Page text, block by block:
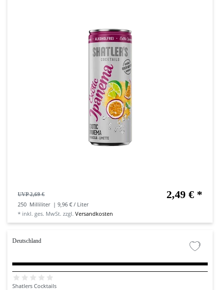
UVP 2,69 € 2,49 € *
250 Milliliter | 9,96 € / Liter
* inkl. ges. MwSt. zzgl.Versandkosten
Deutschland
Shatlers Cocktails